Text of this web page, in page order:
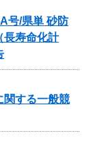
号/県単 砂防
長寿命化計
関する一般競